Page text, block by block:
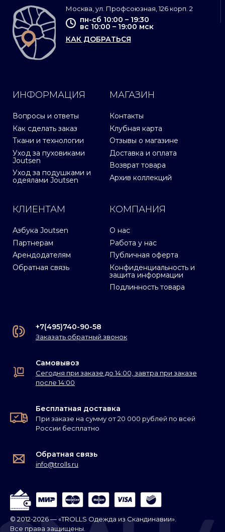
ИНФОРМАЦИЯ
Вопросы и ответы
Как сделать заказ
Ткани и технологии
Уход за пуховиками
Joutsen
Уход за подушками и
одеялами Joutsen
МАГАЗИН
Контакты
Клубная карта
Отзывы о магазине
Доставка и оплата
Возврат товара
Архив коллекций
КЛИЕНТАМ
Азбука Joutsen
Партнерам
Арендодателям
Обратная связь
КОМПАНИЯ
О нас
Работа у нас
Публичная оферта
Конфиденциальность и
защита информации
Подлинность товара
Москва, ул. Профсоюзная, 126 корп. 2
пн-сб 10:00 – 19:30
вс 10:00 – 19:00 мск
КАК ДОБРАТЬСЯ
+7(495)740-90-58
Заказать обратный звонок
Самовывоз
Сегодня при заказе до 14:00, завтра при заказе
после 14:00
Бесплатная доставка
При заказе на сумму от 20 000 рублей по всей
России бесплатно
Обратная связь
info@trolls.ru
© 2012-2026 — «TROLLS Одежда из Скандинавии».
Все права защищены.